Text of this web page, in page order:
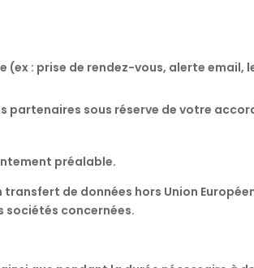
: prise de rendez-vous, alerte email,
sous réserve de votre
préalable.
de données hors Union
sociétés concernées.